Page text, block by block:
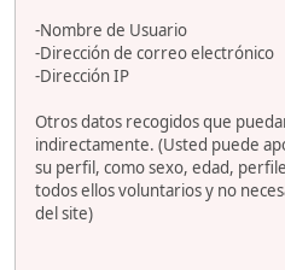
-Nombre de Usuario
-Dirección de correo electrónico
-Dirección IP
Otros datos recogidos que
indirectamente. (Usted puede
su perfil, como sexo, edad,
todos ellos voluntarios y no
del site)